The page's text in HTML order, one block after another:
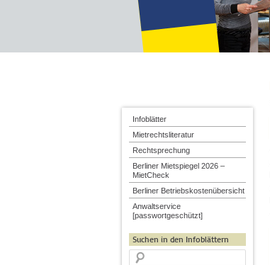
Infoblätter
Mietrechtsliteratur
Rechtsprechung
Berliner Mietspiegel 2026 –
MietCheck
Berliner Betriebskostenübersicht
Anwaltservice
[passwortgeschützt]
Suchen in den Infoblättern